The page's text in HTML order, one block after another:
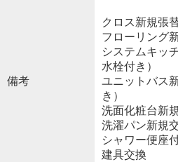
備考
クロス新規張
フローリング
システムキッ
水栓付き）
ユニットバス
き）
洗面化粧台新
洗濯パン新規
シャワー便座
建具交換